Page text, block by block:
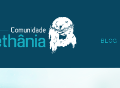
BLOG